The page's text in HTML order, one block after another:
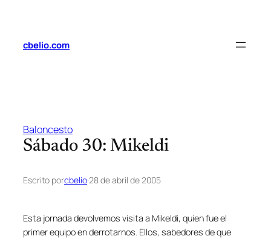
contenido
cbelio.com
Baloncesto
Sábado 30: Mikeldi
Escrito porcbelio·28 de abril de 2005
Esta jornada devolvemos visita a Mikeldi, quien fue el
primer equipo en derrotarnos. Ellos, sabedores de que